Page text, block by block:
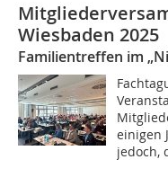
Wiesbaden 2025
Familientreffen im
einigen
jedoch,